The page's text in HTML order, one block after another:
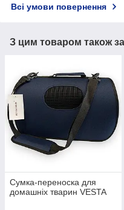
Всі умови повернення
З цим товаром також
Сумка-переноска для
домашніх тварин VESTA